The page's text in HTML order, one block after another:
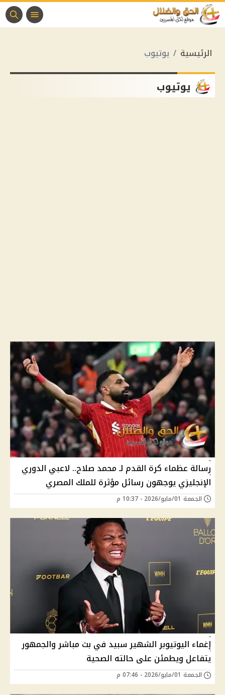
الرئيسية يوتيوب
يوتيوب
رسالة عظماء كرة القدم لـ محمد صلاح.. لاعبي الدوري
الإنجليزي يوجهون رسائل مؤثرة للملك المصري
الجمعة 01/مايو/2026 - 10:37 م
إغماء اليوتيوبر الشهير سبيد في بث مباشر والجمهور
يتفاعل ويطمئن على حالته الصحية
الجمعة 01/مايو/2026 - 07:46 م